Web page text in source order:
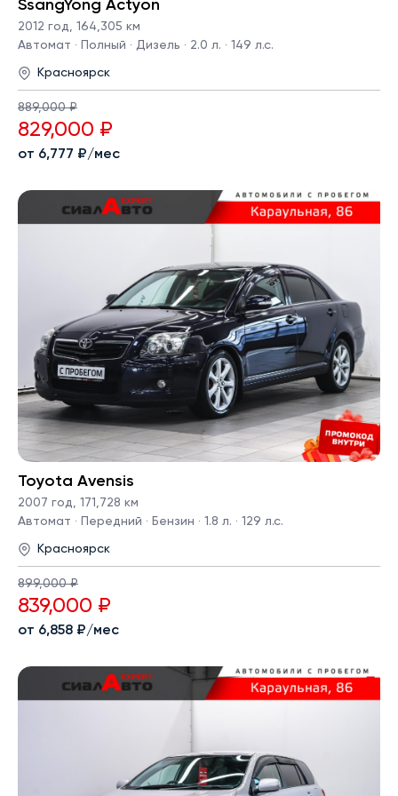
SsangYong Actyon
2012 год, 164,305 км
Автомат · Полный · Дизель · 2.0 л. · 149 л.с.
Красноярск
889,000 ₽
829,000 ₽
от 6,777 ₽/мес
Toyota Avensis
2007 год, 171,728 км
Автомат · Передний · Бензин · 1.8 л. · 129 л.с.
Красноярск
899,000 ₽
839,000 ₽
от 6,858 ₽/мес